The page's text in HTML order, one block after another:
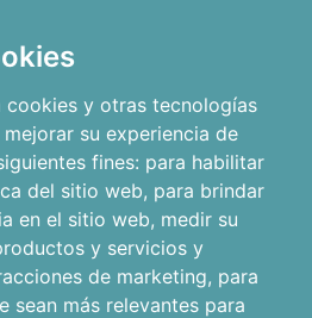
y otras tecnologías
su experiencia de
fines: para habilitar
del sitio web, para brindar
en el sitio web, medir su
y servicios y
de marketing, para
sean más relevantes para